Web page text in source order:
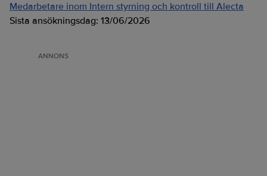
Medarbetare inom Intern styrning och kontroll till Alecta
Sista ansökningsdag: 13/06/2026
ANNONS